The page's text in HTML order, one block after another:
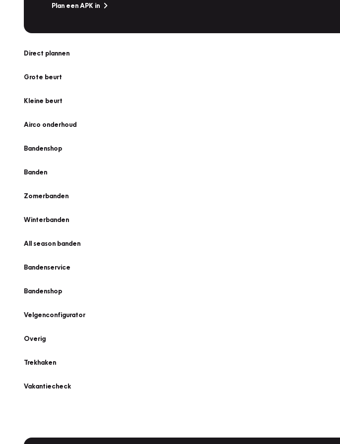
Plan een APK in
Direct plannen
Grote beurt
Kleine beurt
Airco onderhoud
Bandenshop
Banden
Zomerbanden
Winterbanden
All season banden
Bandenservice
Bandenshop
Velgenconfigurator
Overig
Trekhaken
Vakantiecheck